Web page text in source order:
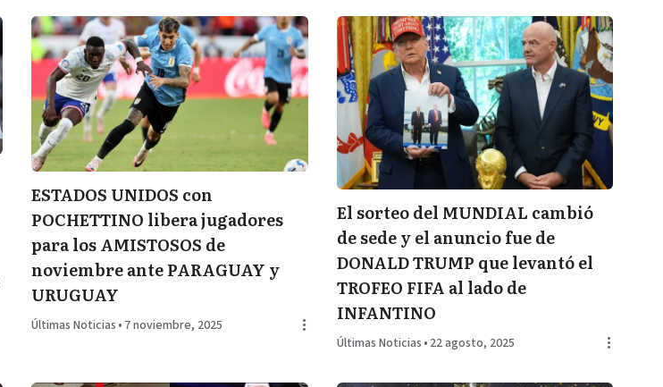
ESTADOS UNIDOS con
POCHETTINO libera jugadores
para los AMISTOSOS de
noviembre ante PARAGUAY y
URUGUAY
Últimas Noticias • 7 noviembre, 2025
El sorteo del MUNDIAL cambió
de sede y el anuncio fue de
DONALD TRUMP que levantó el
TROFEO FIFA al lado de
INFANTINO
Últimas Noticias • 22 agosto, 2025